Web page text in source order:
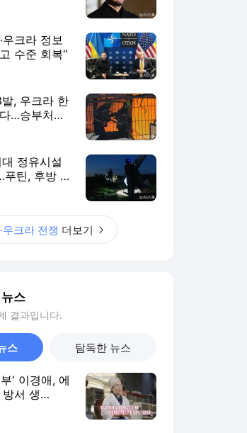
우크라 정보
수준 회복"
, 우크라 한
…승부처는
정유시설
틴, 후방 지
우크라 전쟁 더보기
스
결과입니다.
스 탐독한 뉴스
' 이경애, 에
서 생
으면서 왜?"